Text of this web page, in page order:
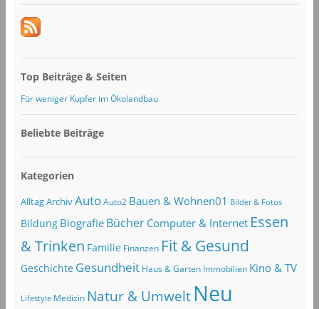
Top Beiträge & Seiten
Für weniger Kupfer im Ökolandbau
Beliebte Beiträge
Kategorien
AlltagArchivAuto Auto2 Bauen & Wohnen01 Bilder & Fotos
Bildung Biografie Bücher Computer & Internet Essen
& Trinken Familie Finanzen Fit & Gesund
Geschichte Gesundheit Haus & Garten Immobilien Kino & TV
Lifestyle Medizin Natur & Umwelt Neu